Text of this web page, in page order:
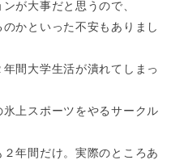
が大事だと思うので、
かといった不安もありまし
間大学生活が潰れてしまっ
上スポーツをやるサークル
年間だけ。実際のところあ